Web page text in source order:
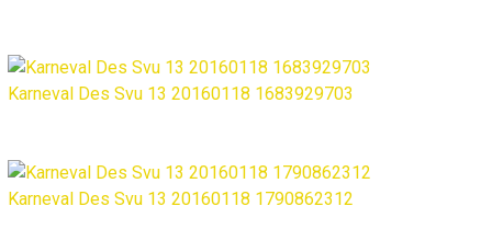
Karneval Des Svu 13 20160118 1683929703
Karneval Des Svu 13 20160118 1790862312